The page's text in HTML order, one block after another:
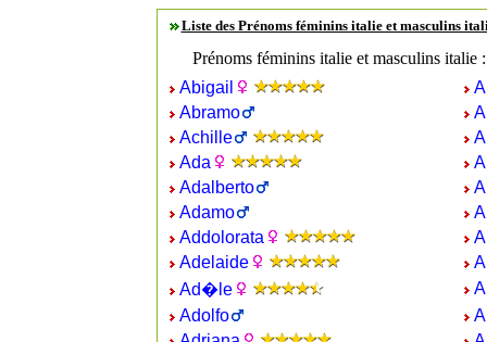
Liste des Prénoms féminins italie et masculins
Prénoms féminins italie et masculins italie
Abigail
Abramo
Achille
Ada
Adalberto
Adamo
Addolorata
Adelaide
Ad�le
Adolfo